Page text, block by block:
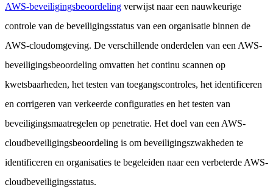
AWS-beveiligingsbeoordeling verwijst naar een nauwkeurige
controle van de beveiligingsstatus van een organisatie binnen de
AWS-cloudomgeving. De verschillende onderdelen van een AWS-
beveiligingsbeoordeling omvatten het continu scannen op
kwetsbaarheden, het testen van toegangscontroles, het identificeren
en corrigeren van verkeerde configuraties en het testen van
beveiligingsmaatregelen op penetratie. Het doel van een AWS-
cloudbeveiligingsbeoordeling is om beveiligingszwakheden te
identificeren en organisaties te begeleiden naar een verbeterde AWS-
cloudbeveiligingsstatus.